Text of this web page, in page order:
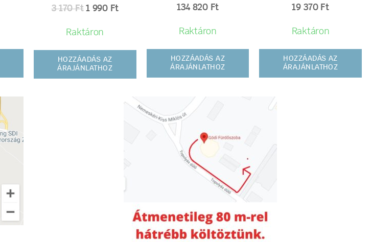
3 170Ft 1 990 Ft
Raktáron
HOZZÁADÁS AZ
ÁRAJÁNLATHOZ
134 820 Ft
Raktáron
HOZZÁADÁS AZ
ÁRAJÁNLATHOZ
19 370 Ft
Raktáron
HOZZÁADÁS AZ
ÁRAJÁNLATHOZ